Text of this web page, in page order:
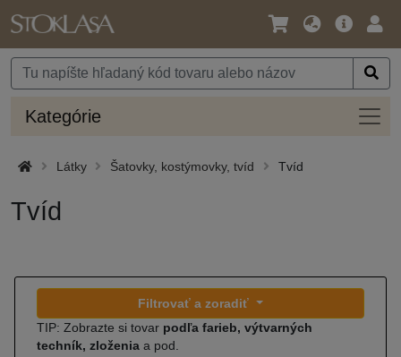
Jazyk
Mena
Hlavná
Kategórie
Látky Šatovky, kostýmovky, tvíd Tvíd
Tvíd
Filtrovať a zoradiť
TIP: Zobrazte si tovar podľa farieb, výtvarných
techník, zloženia a pod.